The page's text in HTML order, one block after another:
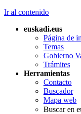
Ir al contenido
euskadi.eus
Página de
Temas
Gobierno
Trámites
Herramientas
Contacto
Buscador
Mapa web
Buscar en